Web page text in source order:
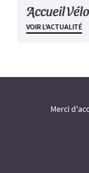
Accueil Vélo
VOIR L'ACTUALITÉ
Merci